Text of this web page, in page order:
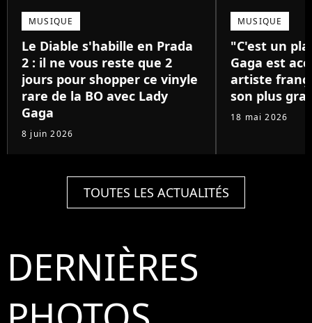
MUSIQUE
Le Diable s'habille en Prada
2 : il ne vous reste que 2
jours pour shopper ce vinyle
rare de la BO avec Lady
Gaga
8 juin 2026
MUSIQUE
"C'est un
Gaga est
artiste
son plus
18 mai 2026
TOUTES LES ACTUALITÉS
DERNIÈRES